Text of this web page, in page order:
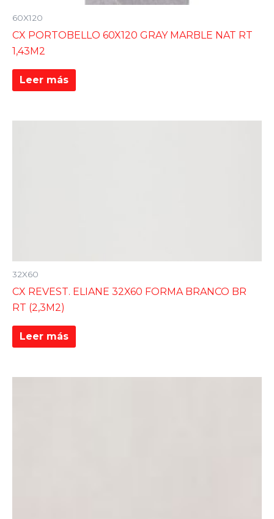
60X120
CX PORTOBELLO 60X120 GRAY MARBLE NAT RT
1,43M2
Leer más
32X60
CX REVEST. ELIANE 32X60 FORMA BRANCO BR
RT (2,3M2)
Leer más